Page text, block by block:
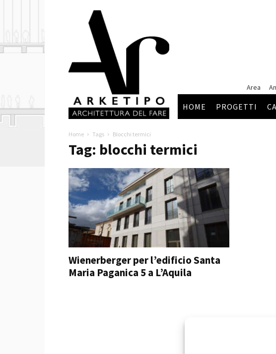
Arketipo
Area
HOME PROGETTI
Home Tags Blocchi termici
Tag: blocchi termici
Wienerberger per l’edificio Santa
Maria Paganica 5 a L’Aquila